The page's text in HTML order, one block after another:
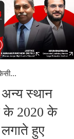
अन्य स्थान
के 2020 के
हुए